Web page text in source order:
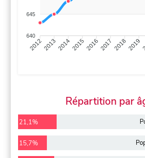
645
640
201220132014201520162017 20182019
Répartition par
21,1%
15,7%